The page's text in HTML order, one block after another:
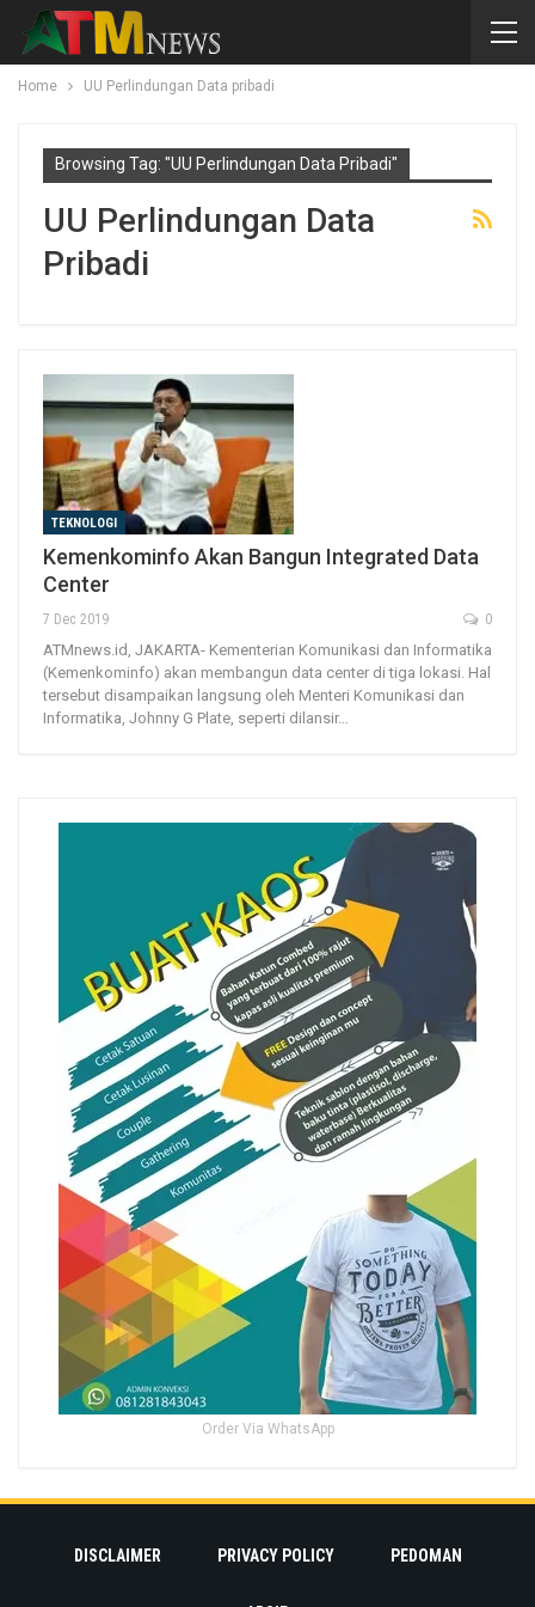
Home UU Perlindungan Data pribadi
Browsing Tag: "UU Perlindungan Data Pribadi"
UU Perlindungan Data
Pribadi
TEKNOLOGI
Kemenkominfo Akan Bangun Integrated Data
Center
7 Dec 2019 0
ATMnews.id, JAKARTA- Kementerian Komunikasi dan Informatika
(Kemenkominfo) akan membangun data center di tiga lokasi. Hal
tersebut disampaikan langsung oleh Menteri Komunikasi dan
Informatika, Johnny G Plate, seperti dilansir…
Order Via WhatsApp
DISCLAIMER PRIVACY POLICY PEDOMAN